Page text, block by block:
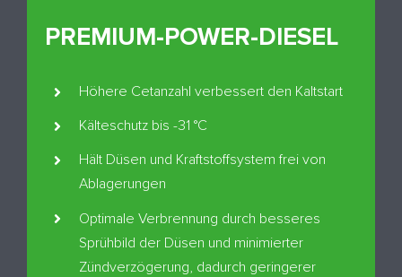
PREMIUM-POWER-DIESEL
Höhere Cetanzahl verbessert den Kaltstart
Kälteschutz bis -31 °C
Hält Düsen und Kraftstoffsystem frei von
Ablagerungen
Optimale Verbrennung durch besseres
Sprühbild der Düsen und minimierter
Zündverzögerung, dadurch geringerer